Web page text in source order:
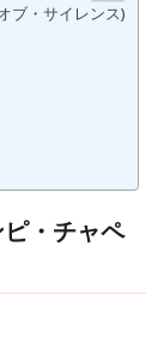
ブ・サイレンス)
・チャペ